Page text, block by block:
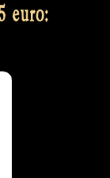
euro: